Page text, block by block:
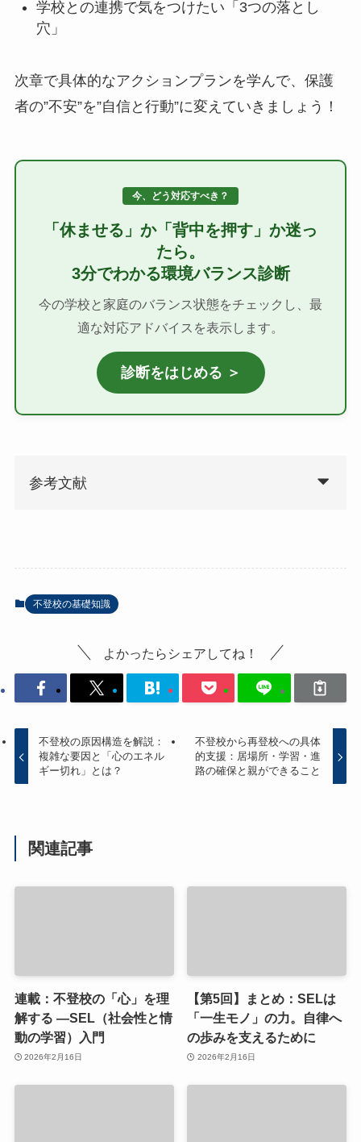
学校との連携で気をつけたい「3つの落とし
穴」
次章で具体的なアクションプランを学んで、保護
者の”不安”を”自信と行動”に変えていきましょう！
今、どう対応すべき？
「休ませる」か「背中を押す」か迷っ
たら。
3分でわかる環境バランス診断
今の学校と家庭のバランス状態をチェックし、最
適な対応アドバイスを表示します。
診断をはじめる ＞
参考文献
不登校の基礎知識
よかったらシェアしてね！
不登校の原因構造を解説：
複雑な要因と「心のエネル
ギー切れ」とは？
不登校から再登校への具体
的支援：居場所・学習・進
路の確保と親ができること
関連記事
連載：不登校の「心」を理
解する ―SEL（社会性と情
動の学習）入門
2026年2月16日
【第5回】まとめ：SELは
「一生モノ」の力。自律へ
の歩みを支えるために
2026年2月16日